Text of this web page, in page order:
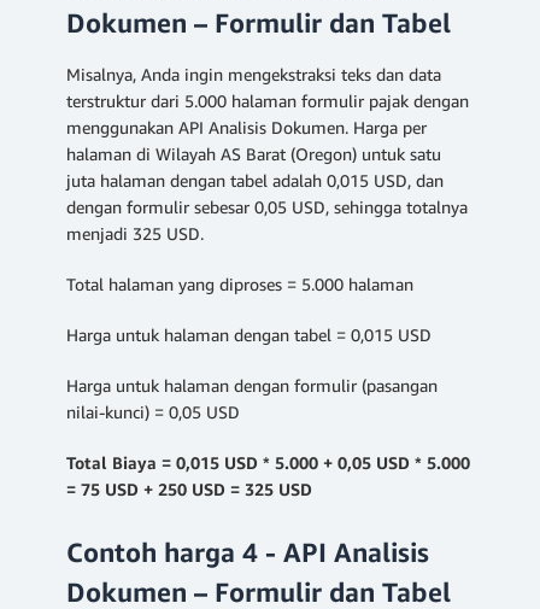
Dokumen – Formulir dan Tabel
Misalnya, Anda ingin mengekstraksi teks dan data
terstruktur dari 5.000 halaman formulir pajak dengan
menggunakan API Analisis Dokumen. Harga per
halaman di Wilayah AS Barat (Oregon) untuk satu
juta halaman dengan tabel adalah 0,015 USD, dan
dengan formulir sebesar 0,05 USD, sehingga totalnya
menjadi 325 USD.
Total halaman yang diproses = 5.000 halaman
Harga untuk halaman dengan tabel = 0,015 USD
Harga untuk halaman dengan formulir (pasangan
nilai-kunci) = 0,05 USD
Total Biaya = 0,015 USD * 5.000 + 0,05 USD * 5.000
= 75 USD + 250 USD = 325 USD
Contoh harga 4 - API Analisis
Dokumen – Formulir dan Tabel